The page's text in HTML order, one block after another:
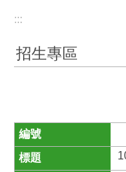
:::
招生專區